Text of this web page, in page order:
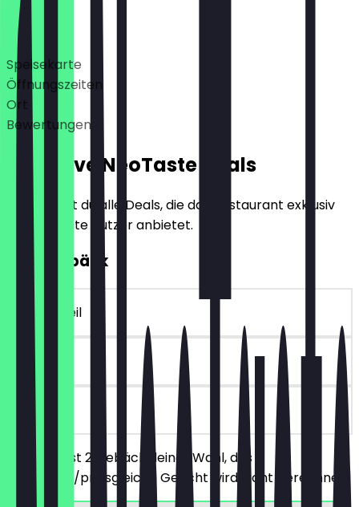
Deals
Speisekarte
Öffnungszeiten
Ort
Bewertungen
Exklusive NeoTaste Deals
Hier findest du alle Deals, die das Restaurant exklusiv
für NeoTaste Nutzer anbietet.
2für1 Gebäck
~5 € Vorteil
30 Tage
vor Ort
Du bestellst 2 Gebäck deiner Wahl, das
günstigere/preisgleiche Gericht wird nicht berechnet.